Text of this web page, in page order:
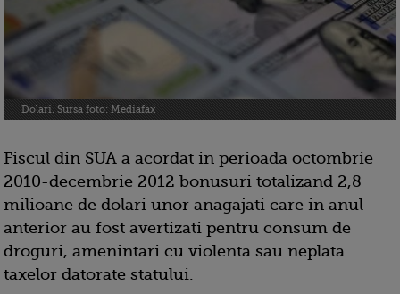
Dolari. Sursa foto: Mediafax
Fiscul din SUA a acordat in perioada octombrie
2010-decembrie 2012 bonusuri totalizand 2,8
milioane de dolari unor anagajati care in anul
anterior au fost avertizati pentru consum de
droguri, amenintari cu violenta sau neplata
taxelor datorate statului.